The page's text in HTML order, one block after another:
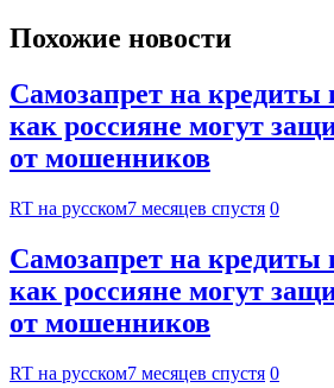
Похожие новости
Самозапрет на кредиты
как россияне могут
от мошенников
RT на русском7 месяцев спустя 0
Самозапрет на кредиты
как россияне могут
от мошенников
RT на русском7 месяцев спустя 0